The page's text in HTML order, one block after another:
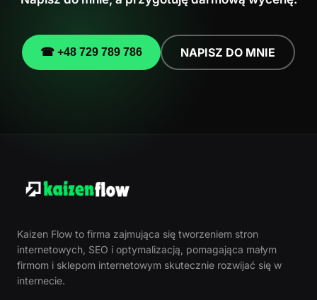
☎ +48 729 789 786 NAPISZ DO MNIE
Kaizen Flow to firma zajmująca się tworzeniem stron
internetowych, SEO i optymalizacją, pomagająca małym
firmom i sklepom internetowym skutecznie rozwijać się w
internecie.